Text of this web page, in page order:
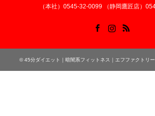
（本社）0545-32-0099 （静岡鷹匠店）
©45分ダイエット｜暗闇系フィットネス｜エフファクトリー